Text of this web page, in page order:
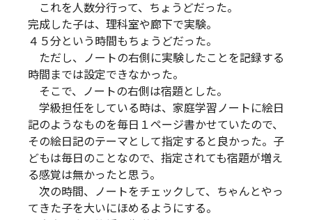
これを人数分行って、ちょうどだった。
完成した子は、理科室や廊下で実験。
４５分という時間もちょうどだった。
ただし、ノートの右側に実験したことを記録する
時間までは設定できなかった。
そこで、ノートの右側は宿題とした。
学級担任をしている時は、家庭学習ノートに絵日
記のようなものを毎日１ページ書かせていたので、
その絵日記のテーマとして指定すると良かった。子
どもは毎日のことなので、指定されても宿題が増え
る感覚は無かったと思う。
次の時間、ノートをチェックして、ちゃんとやっ
てきた子を大いにほめるようにする。